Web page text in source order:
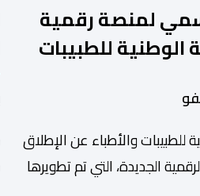
لمنصة رقمية
الوطنية للطبيبات
للطبيبات والأطباء عن الإطلاق
الجديدة، التي تم تطويرها